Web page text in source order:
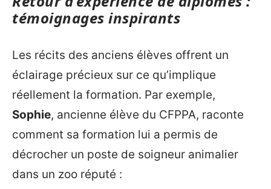
témoignages inspirants
Les récits des anciens élèves offrent un
éclairage précieux sur ce qu’implique
réellement la formation. Par exemple,
Sophie, ancienne élève du CFPPA, raconte
comment sa formation lui a permis de
décrocher un poste de soigneur animalier
dans un zoo réputé :